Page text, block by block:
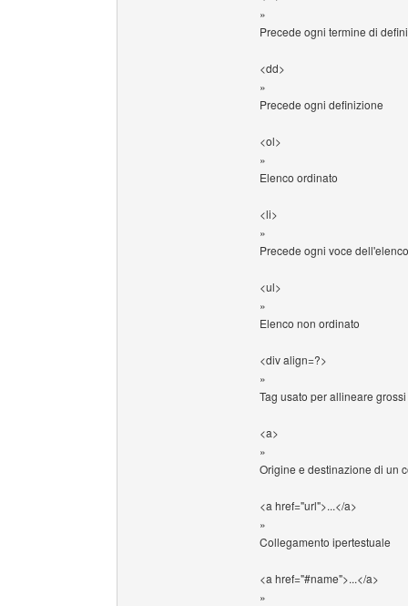
»
Precede ogni termine di
<dd>
»
Precede ogni definizione
<ol>
»
Elenco ordinato
<li>
»
Precede ogni voce
<ul>
»
Elenco non ordinato
<div align=?>
»
Tag usato per allineare
<a>
»
Origine e destinazione di un
<a href="url">...</a>
»
Collegamento ipertestuale
<a href="#name">...</a>
»